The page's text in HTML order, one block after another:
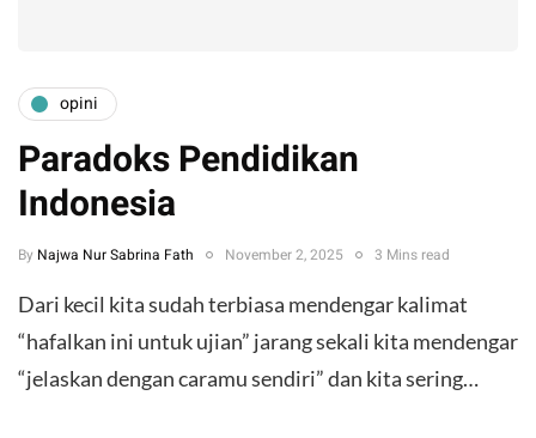
opini
Paradoks Pendidikan
Indonesia
By Najwa Nur Sabrina Fath November 2, 2025 3 Mins read
Dari kecil kita sudah terbiasa mendengar kalimat
“hafalkan ini untuk ujian” jarang sekali kita mendengar
“jelaskan dengan caramu sendiri” dan kita sering…